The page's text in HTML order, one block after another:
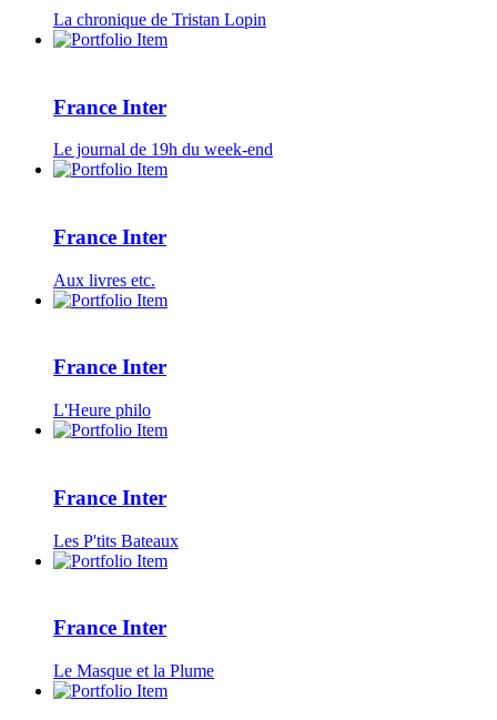
La chronique de Tristan Lopin
France Inter
Le journal de 19h du week-end
France Inter
Aux livres etc.
France Inter
L'Heure philo
France Inter
Les P'tits Bateaux
France Inter
Le Masque et la Plume